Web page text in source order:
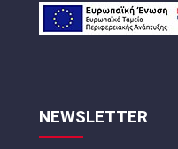
NEWSLETTER